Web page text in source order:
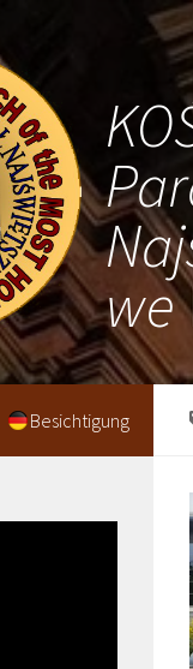
we
Besichtigung